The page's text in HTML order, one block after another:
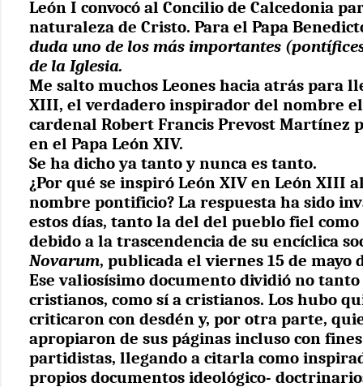
León I convocó al Concilio de Calcedonia
naturaleza de Cristo. Para el Papa
duda uno de los más importantes
de la Iglesia.
Me salto muchos Leones hacia atrás para
XIII, el verdadero inspirador del nombre
cardenal Robert Francis Prevost Martínez
en el Papa León XIV.
Se ha dicho ya tanto y nunca es tanto.
¿Por qué se inspiró León XIV en León XIII
nombre pontificio? La respuesta ha sido
estos días, tanto la del del pueblo fiel
debido a la trascendencia de su encíclica
Novarum, publicada el viernes 15 de mayo
Ese valiosísimo documento dividió no
cristianos, como sí a cristianos. Los hubo
criticaron con desdén y, por otra parte,
apropiaron de sus páginas incluso con
partidistas, llegando a citarla como
propios documentos ideológico-